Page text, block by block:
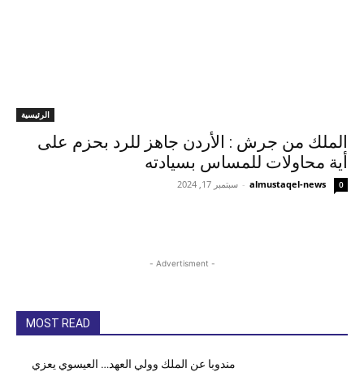
الرئيسية
الملك من جرش : الأردن جاهز للرد بحزم على
أية محاولات للمساس بسيادته
almustaqel-news
- سبتمبر 17, 2024 0
- Advertisment -
MOST READ
مندوبا عن الملك وولي العهد… العيسوي يعزي